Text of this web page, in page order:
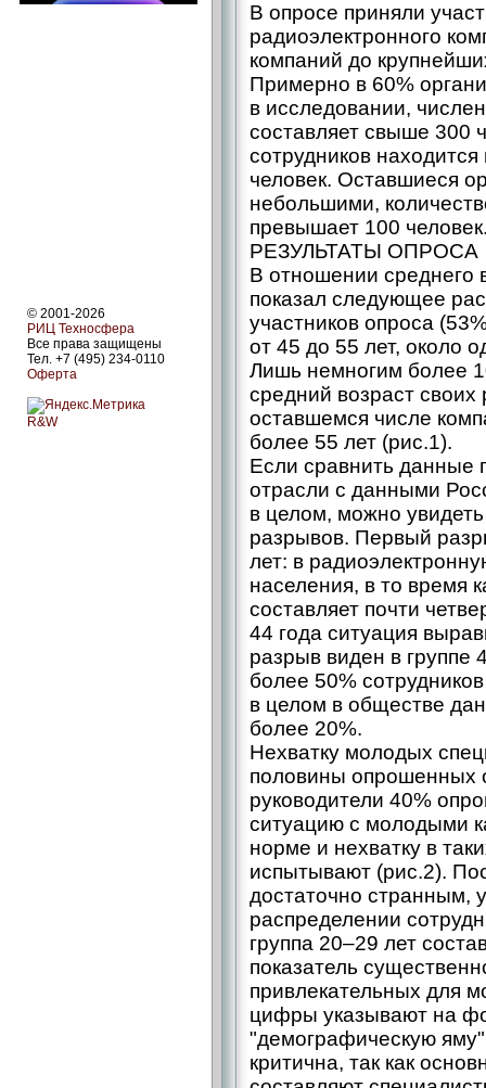
© 2001-2026
РИЦ Техносфера
Все права защищены
Тел. +7 (495) 234-0110
Оферта
R&W
В опросе приняли
радиоэлектронного
компаний до
Примерно в 60%
в исследовании,
составляет свыше 300
сотрудников
человек. Оставшиеся
небольшими,
превышает 100
РЕЗУЛЬТАТЫ ОПРОСА
В отношении среднего
показал следующее
участников опроса
от 45 до 55 лет, около
Лишь немногим более
средний возраст своих
оставшемся числе
более 55 лет (рис.1).
Если сравнить данные
отрасли с данными
в целом, можно
разрывов. Первый
лет: в
населения, в то время
составляет почти
44 года ситуация
разрыв виден в группе
более 50%
в целом в обществе
более 20%.
Нехватку молодых
половины опрошенных
руководители 40%
ситуацию с молодыми
норме и нехватку в
испытывают (рис.2).
достаточно странным,
распределении
группа 20–29 лет
показатель
привлекательных для
цифры указывают на
"демографическую
критична, так как